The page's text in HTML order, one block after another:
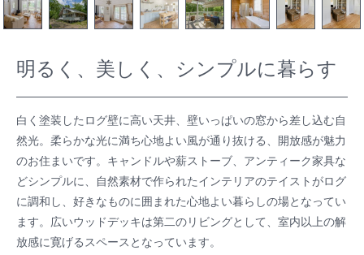
明るく、美しく、シンプルに暮らす
白く塗装したログ壁に高い天井、壁いっぱいの窓から差し込む自
然光。柔らかな光に満ち心地よい風が通り抜ける、開放感が魅力
のお住まいです。キャンドルや薪ストーブ、アンティーク家具な
どシンプルに、自然素材で作られたインテリアのテイストがログ
に調和し、好きなものに囲まれた心地よい暮らしの場となってい
ます。広いウッドデッキは第二のリビングとして、室内以上の解
放感に寛げるスペースとなっています。